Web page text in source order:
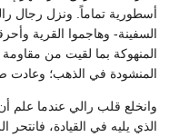
أسطورية تماماً. ونزل رجال
السفينة- وهاجموا القرية
المنهوكة بما لقيت من
المنشودة في الذهب؛ وعادت
وانخلع قلب رالي عندما علم
الذي يليه في القيادة،